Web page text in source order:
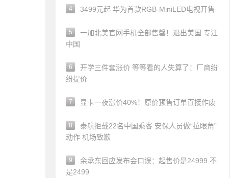
4 3499元起 华为首款RGB-MiniLED电视开售
5
一加北美官网手机全部售罄！退出美国 专注
中国
6
开学三件套涨价 等等看的人失算了：厂商纷
纷提价
7 显卡一夜涨价40%！原价预售订单直接作废
8
泰航拒载22名中国乘客 安保人员做“拉眼角”
动作 机场致歉
9
余承东回应发布会口误：起售价是24999 不
是2499